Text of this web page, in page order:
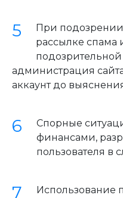
При подозрении
рассылке спама
подозрительной
администрация
аккаунт до
Спорные
финансами,
пользователя в
Использование